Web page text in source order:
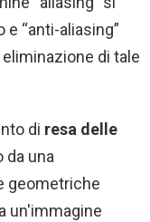
“anti-aliasing”
di tale
di resa delle
da una
geometriche
un'immagine